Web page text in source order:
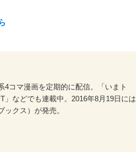
4コマ漫画を定期的に配信。「いまト
」などでも連載中。2016年8月19日には
クス）が発売。